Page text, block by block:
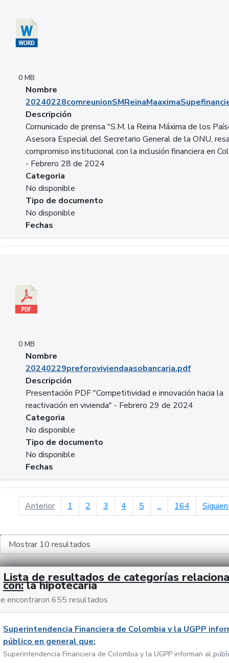
0 MB
Nombre
Descripción
Comunicado de prensa "S.M. la Reina Máxima de los
Asesora Especial del Secretario General de la ONU,
compromiso institucional con la inclusión financiera en
- Febrero 28 de 2024
Categoria
No disponible
Tipo de documento
No disponible
Fechas
0 MB
Nombre
20240229preforoviviendaasobancaria.pdf
Descripción
Presentación PDF "Competitividad e innovación hacia la
reactivación en vivienda" - Febrero 29 de 2024
Categoria
No disponible
Tipo de documento
No disponible
Fechas
Anteriorpágina anterior
1 2 3 4 5 ... 164
Lista de resultados de categorías
con: la hipotecaria
encontraron 655 resultados
Superintendencia Financiera de Colombia y la UGPP
público en general que:
Superintendencia Financiera de Colombia y la UGPP informan al